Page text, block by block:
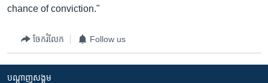
chance of conviction."
ចែករំលែក Follow us
បណ្តាញ​សង្គម